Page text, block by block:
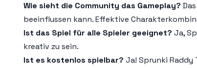
Wie sieht die Community das Gameplay?
beeinflussen kann. Effektive
Ist das Spiel für alle Spieler geeignet? Ja,
kreativ zu sein.
Ist es kostenlos spielbar? Ja! Sprunki